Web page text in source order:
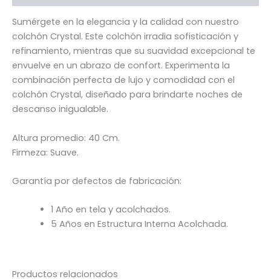
Sumérgete en la elegancia y la calidad con nuestro
colchón Crystal. Este colchón irradia sofisticación y
refinamiento, mientras que su suavidad excepcional te
envuelve en un abrazo de confort. Experimenta la
combinación perfecta de lujo y comodidad con el
colchón Crystal, diseñado para brindarte noches de
descanso inigualable.
Altura promedio: 40 Cm.
Firmeza: Suave.
Garantía por defectos de fabricación:
1 Año en tela y acolchados.
5 Años en Estructura Interna Acolchada.
Productos relacionados